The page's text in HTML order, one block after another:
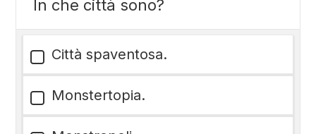
In che città sono?
Città spaventosa.
Monstertopia.